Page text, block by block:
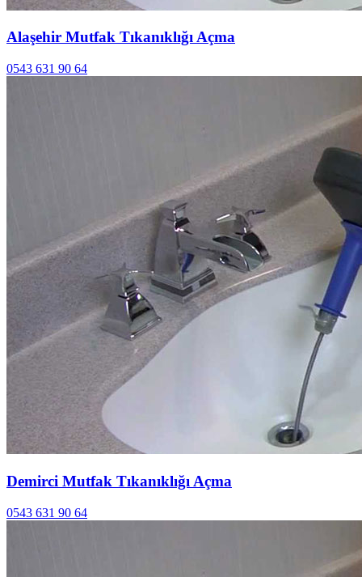
Alaşehir Mutfak Tıkanıklığı Açma
0543 631 90 64
Demirci Mutfak Tıkanıklığı Açma
0543 631 90 64